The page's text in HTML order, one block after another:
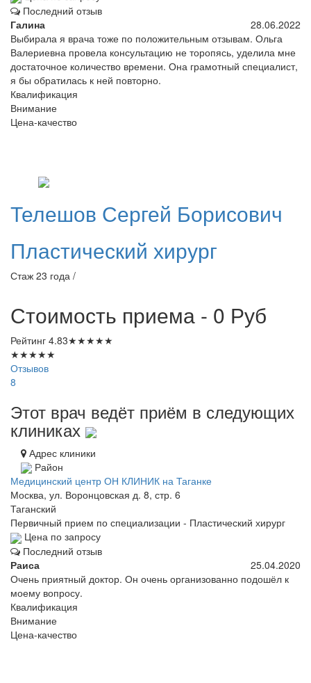
Последний отзыв
Галина
28.06.2022
Выбирала я врача тоже по положительным отзывам. Ольга
Валериевна провела консультацию не торопясь, уделила мне
достаточное количество времени. Она грамотный специалист,
я бы обратилась к ней повторно.
Квалификация
Внимание
Цена-качество
Телешов Сергей Борисович
Пластический хирург
Стаж 23 года /
Стоимость приема - 0 Руб
Рейтинг 4.83★★★★★
★★★★★
Отзывов
8
Этот врач ведёт приём в следующих
клиниках
Адрес клиники
Район
Медицинский центр ОН КЛИНИК на Таганке
Москва, ул. Воронцовская д. 8, стр. 6
Таганский
Первичный прием по специализации - Пластический хирург
Цена по запросу
Последний отзыв
Раиса
25.04.2020
Очень приятный доктор. Он очень организованно подошёл к
моему вопросу.
Квалификация
Внимание
Цена-качество